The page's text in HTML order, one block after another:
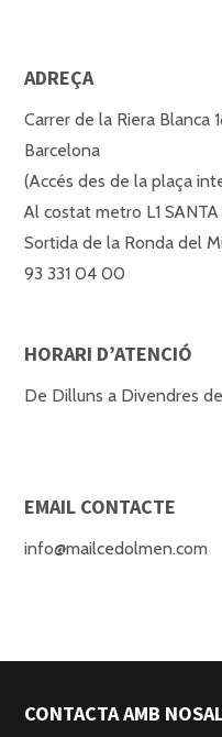
ADREÇA
Carrer de la Riera Blanca
Barcelona
(Accés des de la plaça
Al costat metro L1 SANTA
Sortida de la Ronda del
93 331 04 00
HORARI D’ATENCIÓ
De Dilluns a Divendres
EMAIL CONTACTE
info@mailcedolmen.com
CONTACTA AMB